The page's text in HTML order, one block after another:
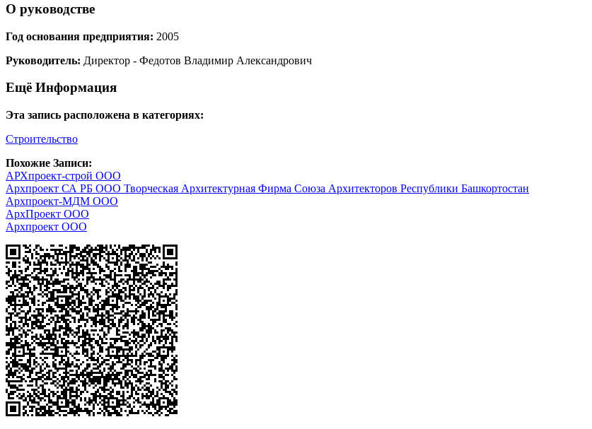
О руководстве
Год основания предприятия: 2005
Руководитель: Директор - Федотов Владимир Александрович
Ещё Информация
Эта запись расположена в категориях:
Строительство
Похожие Записи:
АРХпроект-строй ООО
Архпроект СА РБ ООО Творческая Архитектурная Фирма Союза Архитекторов Республики Башкортостан
Архпроект-МДМ ООО
АрхПроект ООО
Архпроект ООО